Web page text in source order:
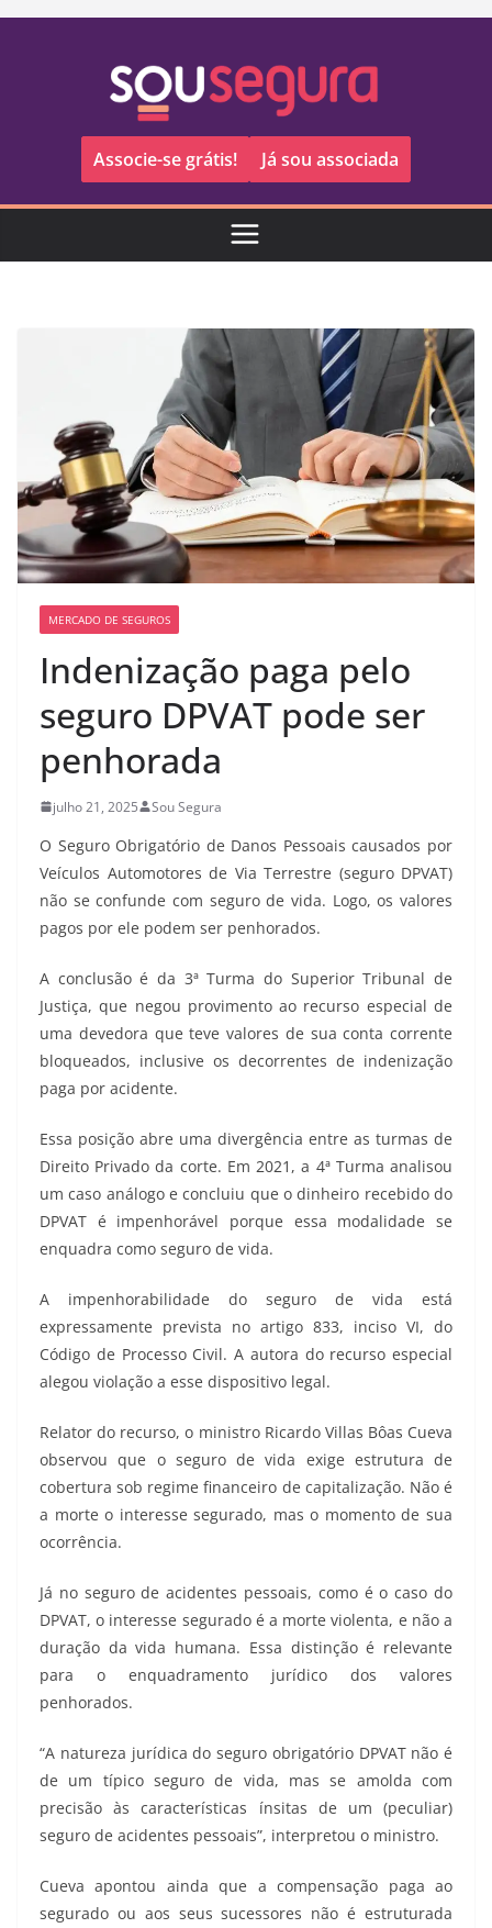
Pular
Associe-se grátis! Já sou associada
MERCADO DE SEGUROS
Indenização paga pelo
seguro DPVAT pode ser
penhorada
julho 21, 2025 Sou Segura
O Seguro Obrigatório de Danos Pessoais causados por
Veículos Automotores de Via Terrestre (seguro DPVAT)
não se confunde com seguro de vida. Logo, os valores
pagos por ele podem ser penhorados.
A conclusão é da 3ª Turma do Superior Tribunal de
Justiça, que negou provimento ao recurso especial de
uma devedora que teve valores de sua conta corrente
bloqueados, inclusive os decorrentes de indenização
paga por acidente.
Essa posição abre uma divergência entre as turmas de
Direito Privado da corte. Em 2021, a 4ª Turma analisou
um caso análogo e concluiu que o dinheiro recebido do
DPVAT é impenhorável porque essa modalidade se
enquadra como seguro de vida.
A impenhorabilidade do seguro de vida está
expressamente prevista no artigo 833, inciso VI, do
Código de Processo Civil. A autora do recurso especial
alegou violação a esse dispositivo legal.
Relator do recurso, o ministro Ricardo Villas Bôas Cueva
observou que o seguro de vida exige estrutura de
cobertura sob regime financeiro de capitalização. Não é
a morte o interesse segurado, mas o momento de sua
ocorrência.
Já no seguro de acidentes pessoais, como é o caso do
DPVAT, o interesse segurado é a morte violenta, e não a
duração da vida humana. Essa distinção é relevante
para o enquadramento jurídico dos valores
penhorados.
“A natureza jurídica do seguro obrigatório DPVAT não é
de um típico seguro de vida, mas se amolda com
precisão às características ínsitas de um (peculiar)
seguro de acidentes pessoais”, interpretou o ministro.
Cueva apontou ainda que a compensação paga ao
segurado ou aos seus sucessores não é estruturada